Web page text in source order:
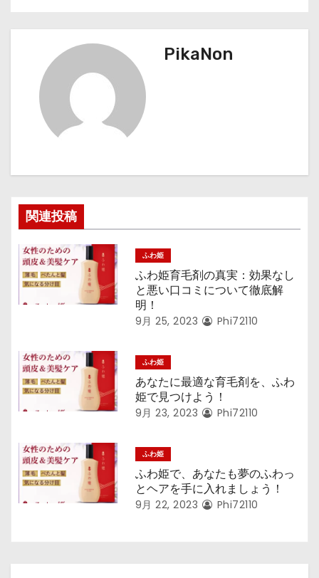
ゲ
ー
PikaNon
関連投稿
ふわ姫
ふわ姫育毛剤の真実：効果なし
と悪い口コミについて徹底解
明！
9月 25, 2023 Phi72110
ふわ姫
あなたに最適な育毛剤を、ふわ
姫で見つけよう！
9月 23, 2023 Phi72110
ふわ姫
ふわ姫で、あなたも夢のふわっ
とヘアを手に入れましょう！
9月 22, 2023 Phi72110